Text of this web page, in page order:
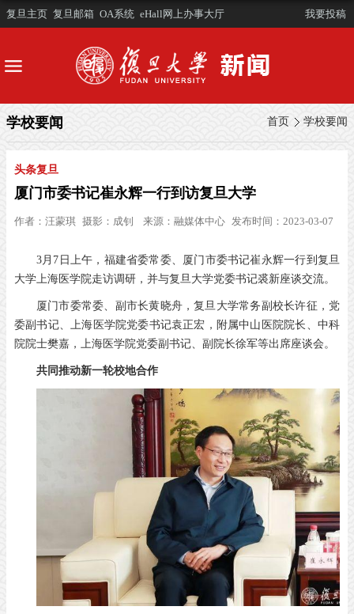
复旦主页 复旦邮箱 OA系统 eHall网上办事大厅 我要投稿
首页 学校要闻
学校要闻
头条复旦
厦门市委书记崔永辉一行到访复旦大学
作者： 汪蒙琪 摄影： 成钊 来源： 融媒体中心 发布时间：2023-03-07
3月7日上午，福建省委常委、厦门市委书记崔永辉一行到复旦
大学上海医学院走访调研，并与复旦大学党委书记裘新座谈交流。
厦门市委常委、副市长黄晓舟，复旦大学常务副校长许征，党
委副书记、上海医学院党委书记袁正宏，附属中山医院院长、中科
院院士樊嘉，上海医学院党委副书记、副院长徐军等出席座谈会。
共同推动新一轮校地合作